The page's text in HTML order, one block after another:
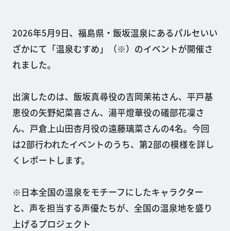
2026年5月9日、福島県・飯坂温泉にあるパルセいい
ざかにて「温泉むすめ」（※）のイベントが開催さ
れました。
出演したのは、飯坂真尋役の吉岡茉祐さん、平戸基
恵役の矢野妃菜喜さん、湯平燈華役の礒部花凜さ
ん、戸倉上山田杏月役の遠藤璃菜さんの4名。今回
は2部行われたイベントのうち、第2部の模様を詳し
くレポートします。
※日本全国の温泉をモチーフにしたキャラクター
と、声を担当する声優たちが、全国の温泉地を盛り
上げるプロジェクト